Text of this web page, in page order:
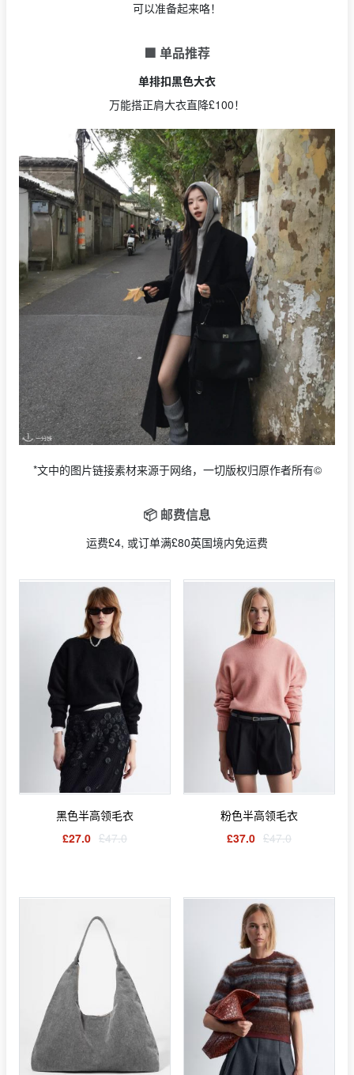
可以准备起来咯！
🟩 单品推荐
单排扣黑色大衣
万能搭正肩大衣直降£100！
*文中的图片链接素材来源于网络，一切版权归原作者所有©
📦 邮费信息
运费£4, 或订单满£80英国境内免运费
黑色半高领毛衣
£27.0 £47.0
粉色半高领毛衣
£37.0 £47.0